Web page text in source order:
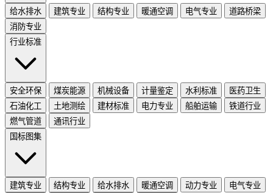
给水排水 建筑专业 结构专业 暖通空调 电气专业
道路桥梁
消防专业
行业标准
安全环保 煤炭能源 机械设备 计量鉴定 水利标准
医药卫生
石油化工
土地测绘 建材标准 电力专业 船舶运输
铁道行业
燃气管道
通讯行业
国标图集
建筑专业 结构专业 给水排水 暖通空调 动力专业
电气专业